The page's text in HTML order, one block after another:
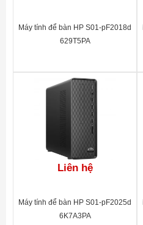
Máy tính để bàn HP S01-pF2018d
629T5PA
Liên hệ
Máy tính để bàn HP S01-pF2025d
6K7A3PA